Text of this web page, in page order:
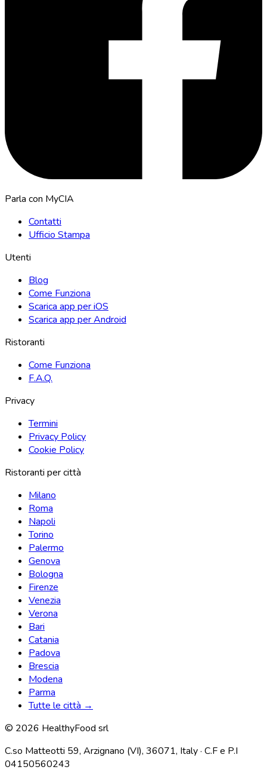
Parla con MyCIA
Contatti
Ufficio Stampa
Utenti
Blog
Come Funziona
Scarica app per iOS
Scarica app per Android
Ristoranti
Come Funziona
F.A.Q.
Privacy
Termini
Privacy Policy
Cookie Policy
Ristoranti per città
Milano
Roma
Napoli
Torino
Palermo
Genova
Bologna
Firenze
Venezia
Verona
Bari
Catania
Padova
Brescia
Modena
Parma
Tutte le città →
© 2026 HealthyFood srl
C.so Matteotti 59, Arzignano (VI), 36071, Italy · C.F e P.I
04150560243